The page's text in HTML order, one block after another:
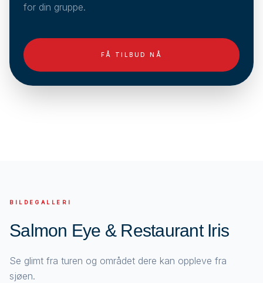
for din gruppe.
FÅ TILBUD NÅ
BILDEGALLERI
Salmon Eye & Restaurant Iris
Se glimt fra turen og området dere kan oppleve fra
sjøen.